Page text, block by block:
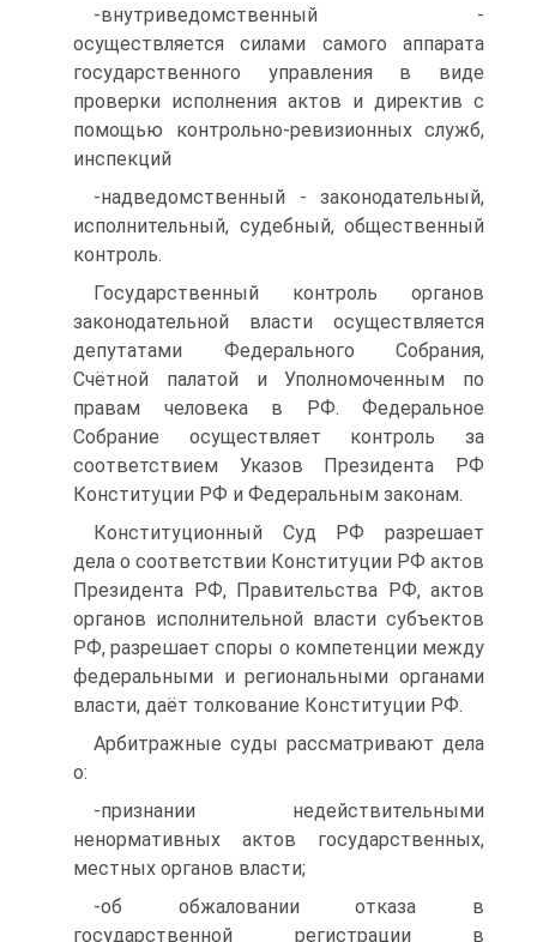
-внутриведомственный -
осуществляется силами самого аппарата
государственного управления в виде
проверки исполнения актов и директив с
помощью контрольно-ревизионных служб,
инспекций
-надведомственный - законодательный,
исполнительный, судебный, общественный
контроль.
Государственный контроль органов
законодательной власти осуществляется
депутатами Федерального Собрания,
Счётной палатой и Уполномоченным по
правам человека в РФ. Федеральное
Собрание осуществляет контроль за
соответствием Указов Президента РФ
Конституции РФ и Федеральным законам.
Конституционный Суд РФ разрешает
дела о соответствии Конституции РФ актов
Президента РФ, Правительства РФ, актов
органов исполнительной власти субъектов
РФ, разрешает споры о компетенции между
федеральными и региональными органами
власти, даёт толкование Конституции РФ.
Арбитражные суды рассматривают дела
о:
-признании недействительными
ненормативных актов государственных,
местных органов власти;
-об обжаловании отказа в
государственной регистрации в